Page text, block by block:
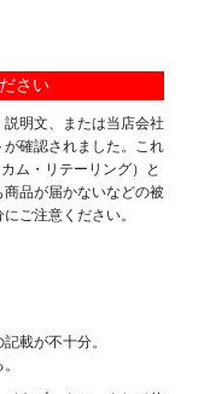
さい
明文、または当店会社
確認されました。これ
ム・リテーリング）と
品が届かないなどの被
ご注意ください。
載が不十分。